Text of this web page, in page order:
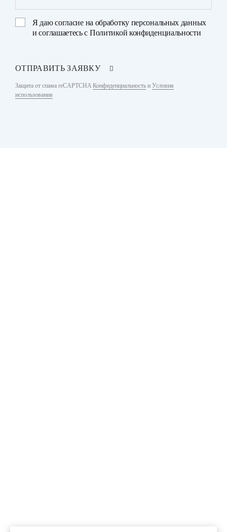
Я даюсогласие на обработку персональных данных
и соглашаетесь с Политикой конфиденциальности
ОТПРАВИТЬ ЗАЯВКУ
Защита от спама reCAPTCHAКонфиденциальность и Условия
использования